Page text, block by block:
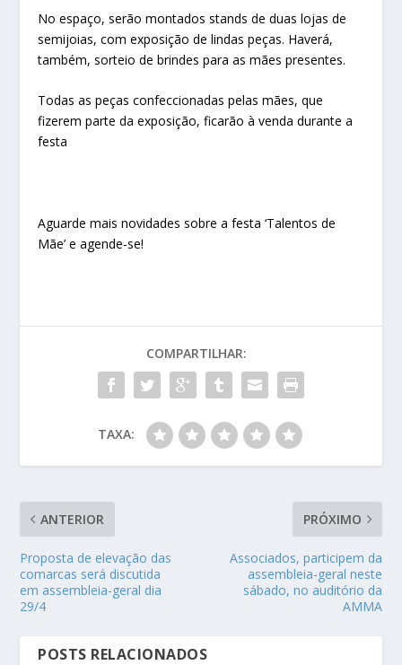
No espaço, serão montados stands de duas lojas de
semijoias, com exposição de lindas peças. Haverá,
também, sorteio de brindes para as mães presentes.
Todas as peças confeccionadas pelas mães, que
fizerem parte da exposição, ficarão à venda durante a
festa
Aguarde mais novidades sobre a festa ‘Talentos de
Mãe’ e agende-se!
COMPARTILHAR:
TAXA:
ANTERIOR
Proposta de elevação das
comarcas será discutida
em assembleia-geral dia
29/4
PRÓXIMO
Associados, participem da
assembleia-geral neste
sábado, no auditório da
AMMA
POSTS RELACIONADOS